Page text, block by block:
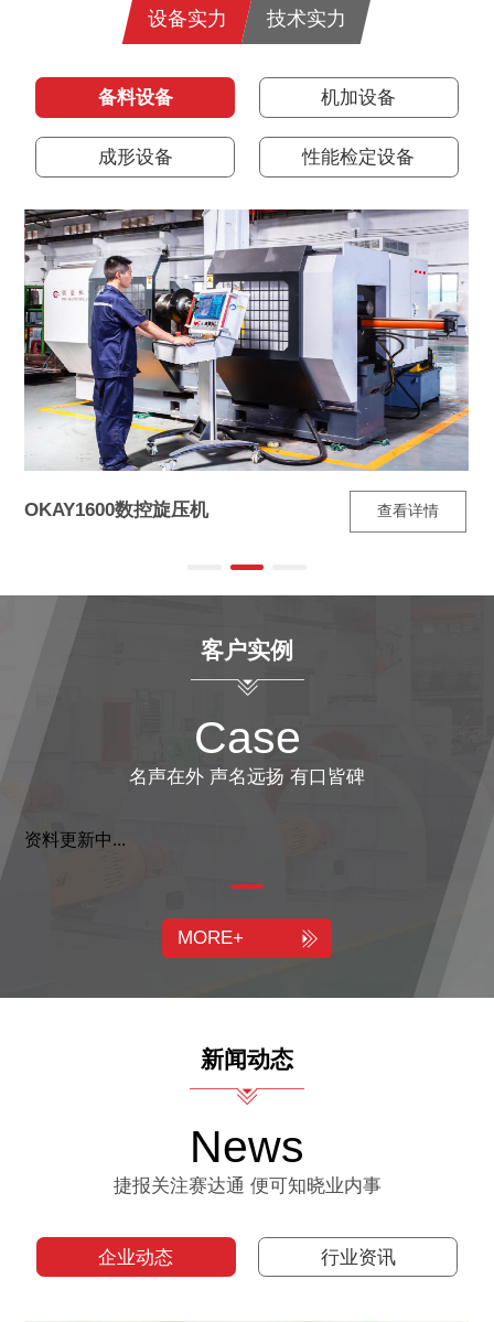
设备实力 技术实力
备料设备 机加设备
成形设备 性能检定设备
OKAY1600数控旋压机 查看详情
客户实例
Case
名声在外 声名远扬 有口皆碑
资料更新中...
MORE+
新闻动态
News
捷报关注赛达通 便可知晓业内事
企业动态 行业资讯